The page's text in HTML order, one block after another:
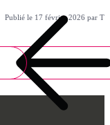
Publié le 17 février 2026 par